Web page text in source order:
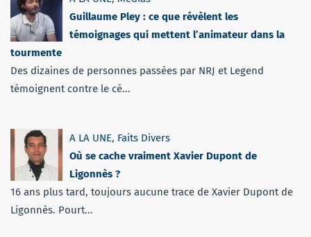
Guillaume Pley : ce que révèlent les
témoignages qui mettent l’animateur dans la
tourmente
Des dizaines de personnes passées par NRJ et Legend
témoignent contre le cé...
A LA UNE, Faits Divers
Où se cache vraiment Xavier Dupont de
Ligonnès ?
16 ans plus tard, toujours aucune trace de Xavier Dupont de
Ligonnès. Pourt...